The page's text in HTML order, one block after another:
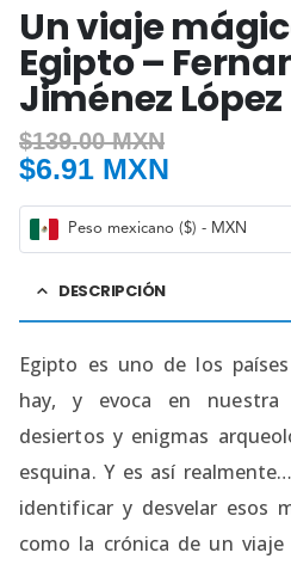
Un viaje
Egipto –
Jiménez López
$139.00 MXN
$6.91 MXN
Peso mexicano ($) - MXN
DESCRIPCIÓN
Egipto es uno de los
hay, y evoca en nuestra
desiertos y enigmas
esquina. Y es así
identificar y desvelar esos
como la crónica de un